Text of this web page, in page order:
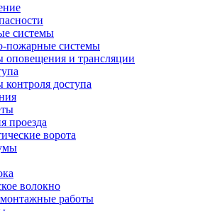
системы
пожарные системы
оповещения и трансляции
доступа
проезда
ворота
волокно
работы